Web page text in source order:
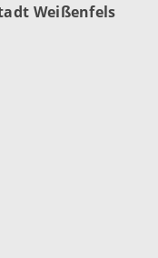
Weißenfels